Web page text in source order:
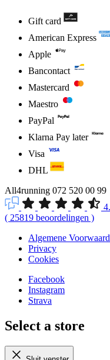
Gift card
American Express
Apple
Bancontact
Mastercard
Maestro
PayPal
Klarna Pay later
Visa
DHL
All4running 072 520 00 99
( 25819 beoordelingen )
Algemene
Privacy
Cookies
Facebook
Instagram
Strava
Select a store